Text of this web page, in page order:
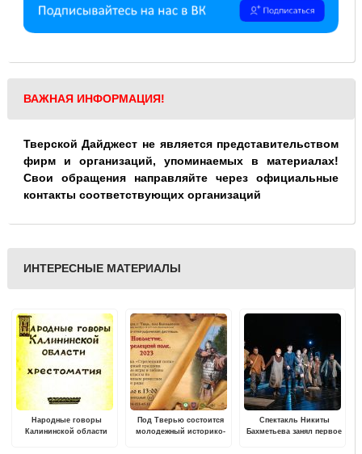
ВАЖНАЯ ИНФОРМАЦИЯ!
Тверской Дайджест не является представительством
фирм и организаций, упоминаемых в материалах!
Свои обращения направляйте через официальные
контакты соответствующих организаций
ИНТЕРЕСНЫЕ МАТЕРИАЛЫ
Народные говоры
Калининской области
Под Тверью состоится
молодежный историко-
Спектакль Никиты
Бахметьева занял первое